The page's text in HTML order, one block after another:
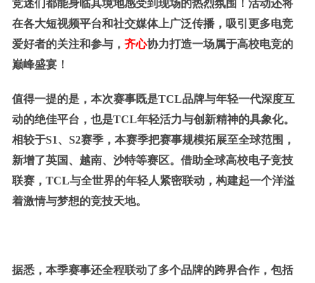
竞迷们都能身临其境地感受到现场的热烈氛围！活动还将
在各大短视频平台和社交媒体上广泛传播，吸引更多电竞
爱好者的关注和参与，齐心协力打造一场属于高校电竞的
巅峰盛宴！
值得一提的是，本次赛事既是TCL品牌与年轻一代深度互
动的绝佳平台，也是TCL年轻活力与创新精神的具象化。
相较于S1、S2赛季，本赛季把赛事规模拓展至全球范围，
新增了英国、越南、沙特等赛区。借助全球高校电子竞技
联赛，TCL与全世界的年轻人紧密联动，构建起一个洋溢
着激情与梦想的竞技天地。
据悉，本季赛事还全程联动了多个品牌的跨界合作，包括